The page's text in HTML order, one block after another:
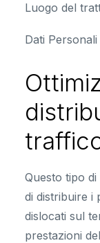
Luogo del
Dati
Questo tipo
di distribuire i
dislocati sul
prestazioni